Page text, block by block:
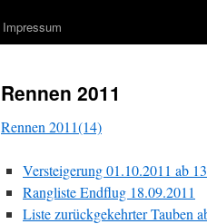
Impressum
Rennen 2011
Rennen 2011(14)
Versteigerung 01.10.2011 ab
Rangliste Endflug 18.09.2011
Liste zurückgekehrter Tauben